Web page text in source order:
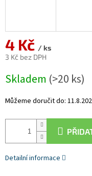
4 Kč / ks
3 Kč bez DPH
cena:
Skladem (>20 ks)
Můžeme doručit do:
Detailní informace